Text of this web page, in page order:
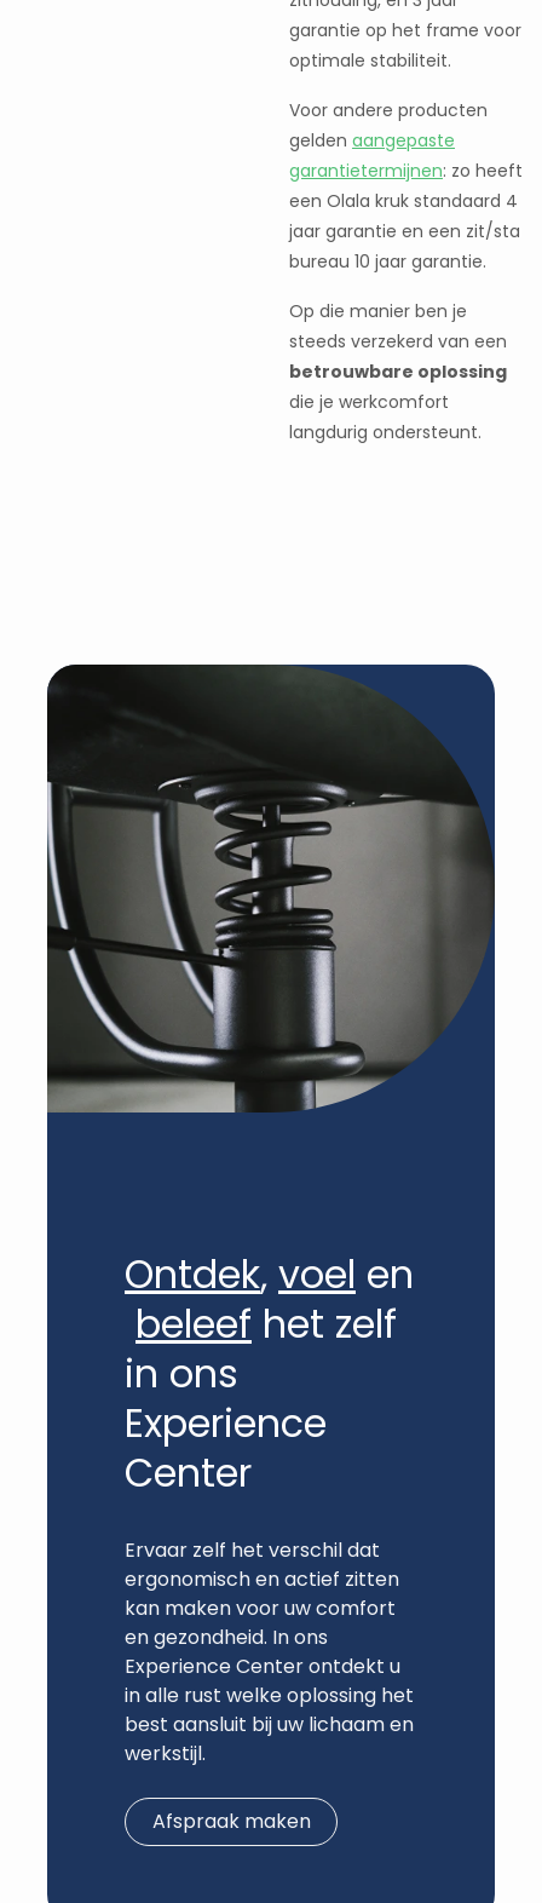
garantie op het frame voor
optimale stabiliteit.
Voor andere producten
gelden aangepaste
garantietermijnen: zo heeft
een Olala kruk standaard 4
jaar garantie en een zit/sta
bureau 10 jaar garantie.
Op die manier ben je
steeds verzekerd van een
betrouwbare oplossing
die je werkcomfort
langdurig ondersteunt.
Ontdek, voel en
beleef het zelf
in ons
Experience
Center
Ervaar zelf het verschil dat
ergonomisch en actief zitten
kan maken voor uw comfort
en gezondheid. In ons
Experience Center ontdekt u
in alle rust welke oplossing het
best aansluit bij uw lichaam en
werkstijl.
Afspraak maken